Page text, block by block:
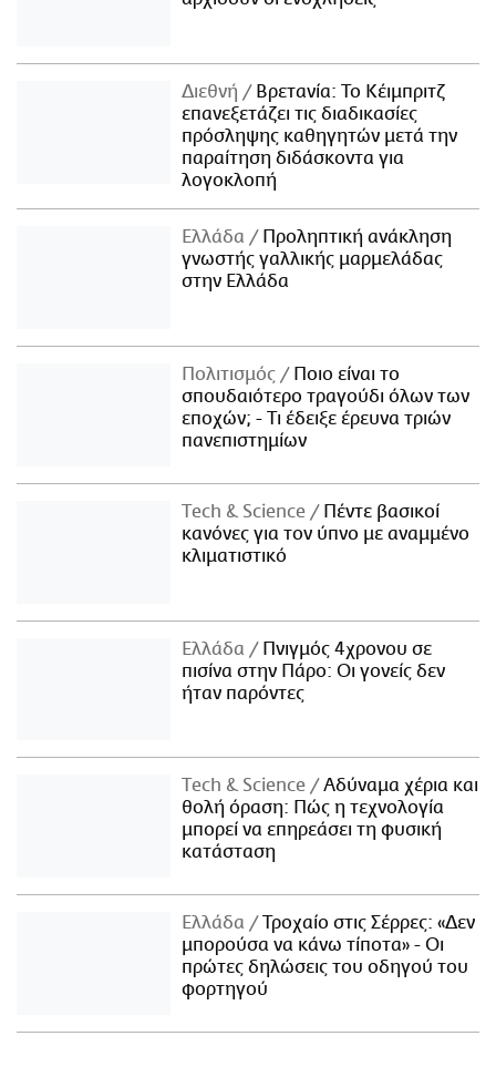
Διεθνή
Βρετανία: Το Κέιμπριτζ
επανεξετάζει τις διαδικασίες
πρόσληψης καθηγητών μετά την
παραίτηση διδάσκοντα για
λογοκλοπή
Ελλάδα
Προληπτική ανάκληση
γνωστής γαλλικής μαρμελάδας
στην Ελλάδα
Πολιτισμός
Ποιο είναι το
σπουδαιότερο τραγούδι όλων των
εποχών; - Τι έδειξε έρευνα τριών
πανεπιστημίων
Τech & Science
Πέντε βασικοί
κανόνες για τον ύπνο με αναμμένο
κλιματιστικό
Ελλάδα
Πνιγμός 4χρονου σε
πισίνα στην Πάρο: Οι γονείς δεν
ήταν παρόντες
Τech & Science
Αδύναμα χέρια και
θολή όραση: Πώς η τεχνολογία
μπορεί να επηρεάσει τη φυσική
κατάσταση
Ελλάδα
Τροχαίο στις Σέρρες: «Δεν
μπορούσα να κάνω τίποτα» - Οι
πρώτες δηλώσεις του οδηγού του
φορτηγού